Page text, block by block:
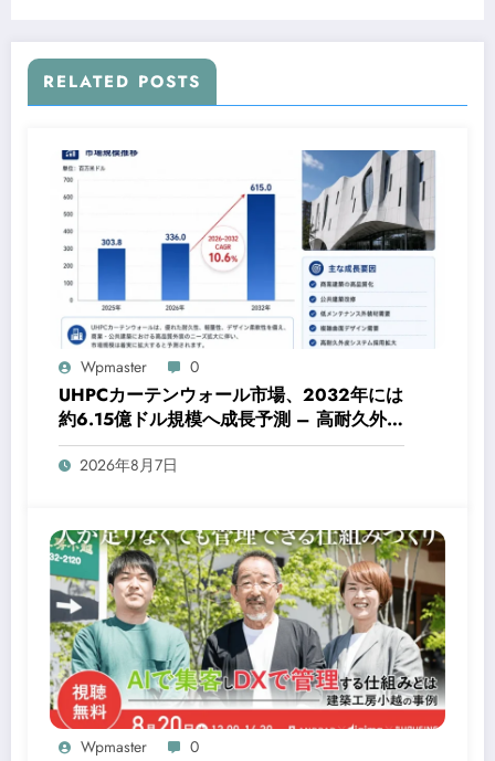
RELATED POSTS
Wpmaster 0
UHPCカーテンウォール市場、2032年には
約6.15億ドル規模へ成長予測 – 高耐久外装
材の需要拡大
2026年8月7日
Wpmaster 0